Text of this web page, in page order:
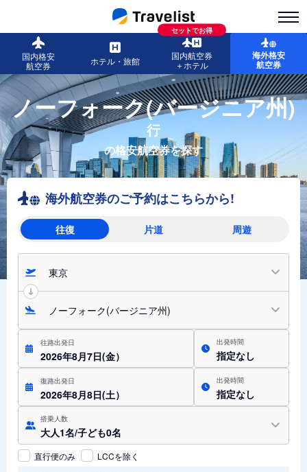
国内格安
航空券
ホテル・旅館
セットでお得
国内航空券
＋ホテル
海外格安
航空券
ノーフォーク(バージニア州)
行
の格安航空券を探す
海外航空券のご予約はこちらから!
往復 片道 周遊
東京
ノーフォーク(バージニア州)
往路出発日
2026年8月7日(金）
出発時間
指定なし
復路出発日
2026年8月8日(土）
出発時間
指定なし
搭乗人数
大人1名/子ども0名
直行便のみ
LCCを除く